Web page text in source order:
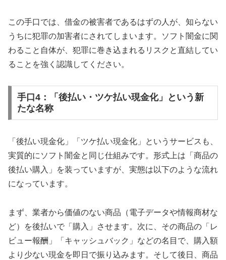
この手口では、借金の被害者であるはずの人が、知らない
うちに犯罪の加害者にされてしまいます。ソフト闇金に関
わること自体が、犯罪に巻き込まれるリスクと直結してい
ることを強く認識してください。
手口4：「後払い・ツケ払い現金化」という新
たな名称
「後払い現金化」「ツケ払い現金化」というサービスも、
実質的にソフト闇金と同じ仕組みです。形式上は「商品の
後払い購入」を装っていますが、実態は以下のような流れ
になっています。
まず、業者から価値のない商品（電子データや情報商材な
ど）を後払いで「購入」させます。次に、その商品の「レ
ビュー報酬」「キャッシュバック」などの名目で、購入額
より少ない現金を即日で振り込みます。そして後日、商品